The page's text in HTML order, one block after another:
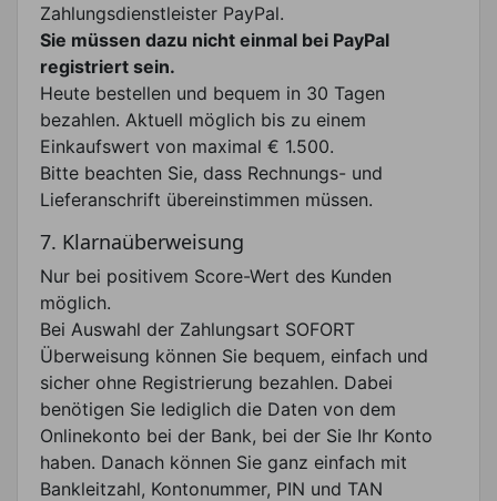
Zahlungsdienstleister PayPal.
Sie müssen dazu nicht einmal bei PayPal
registriert sein.
Heute bestellen und bequem in 30 Tagen
bezahlen. Aktuell möglich bis zu einem
Einkaufswert von maximal € 1.500.
Bitte beachten Sie, dass Rechnungs- und
Lieferanschrift übereinstimmen müssen.
7. Klarnaüberweisung
Nur bei positivem Score-Wert des Kunden
möglich.
Bei Auswahl der Zahlungsart SOFORT
Überweisung können Sie bequem, einfach und
sicher ohne Registrierung bezahlen. Dabei
benötigen Sie lediglich die Daten von dem
Onlinekonto bei der Bank, bei der Sie Ihr Konto
haben. Danach können Sie ganz einfach mit
Bankleitzahl, Kontonummer, PIN und TAN